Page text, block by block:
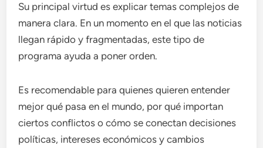
Su principal virtud es explicar temas complejos de
manera clara. En un momento en el que las noticias
llegan rápido y fragmentadas, este tipo de
programa ayuda a poner orden.
Es recomendable para quienes quieren entender
mejor qué pasa en el mundo, por qué importan
ciertos conflictos o cómo se conectan decisiones
políticas, intereses económicos y cambios